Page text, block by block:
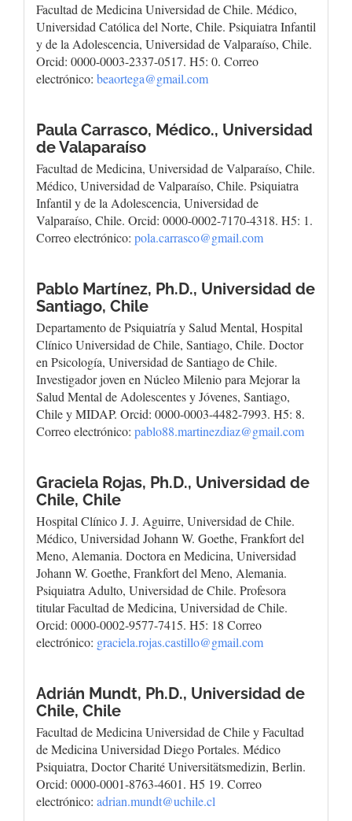
Facultad de Medicina Universidad de Chile. Médico,
Universidad Católica del Norte, Chile. Psiquiatra Infantil
y de la Adolescencia, Universidad de Valparaíso, Chile.
Orcid: 0000-0003-2337-0517. H5: 0. Correo
electrónico: beaortega@gmail.com
Paula Carrasco, Médico., Universidad
de Valaparaíso
Facultad de Medicina, Universidad de Valparaíso, Chile.
Médico, Universidad de Valparaíso, Chile. Psiquiatra
Infantil y de la Adolescencia, Universidad de
Valparaíso, Chile. Orcid: 0000-0002-7170-4318. H5: 1.
Correo electrónico: pola.carrasco@gmail.com
Pablo Martínez, Ph.D., Universidad de
Santiago, Chile
Departamento de Psiquiatría y Salud Mental, Hospital
Clínico Universidad de Chile, Santiago, Chile. Doctor
en Psicología, Universidad de Santiago de Chile.
Investigador joven en Núcleo Milenio para Mejorar la
Salud Mental de Adolescentes y Jóvenes, Santiago,
Chile y MIDAP. Orcid: 0000-0003-4482-7993. H5: 8.
Correo electrónico: pablo88.martinezdiaz@gmail.com
Graciela Rojas, Ph.D., Universidad de
Chile, Chile
Hospital Clínico J. J. Aguirre, Universidad de Chile.
Médico, Universidad Johann W. Goethe, Frankfort del
Meno, Alemania. Doctora en Medicina, Universidad
Johann W. Goethe, Frankfort del Meno, Alemania.
Psiquiatra Adulto, Universidad de Chile. Profesora
titular Facultad de Medicina, Universidad de Chile.
Orcid: 0000-0002-9577-7415. H5: 18 Correo
electrónico: graciela.rojas.castillo@gmail.com
Adrián Mundt, Ph.D., Universidad de
Chile, Chile
Facultad de Medicina Universidad de Chile y Facultad
de Medicina Universidad Diego Portales. Médico
Psiquiatra, Doctor Charité Universitätsmedizin, Berlin.
Orcid: 0000-0001-8763-4601. H5 19. Correo
electrónico: adrian.mundt@uchile.cl